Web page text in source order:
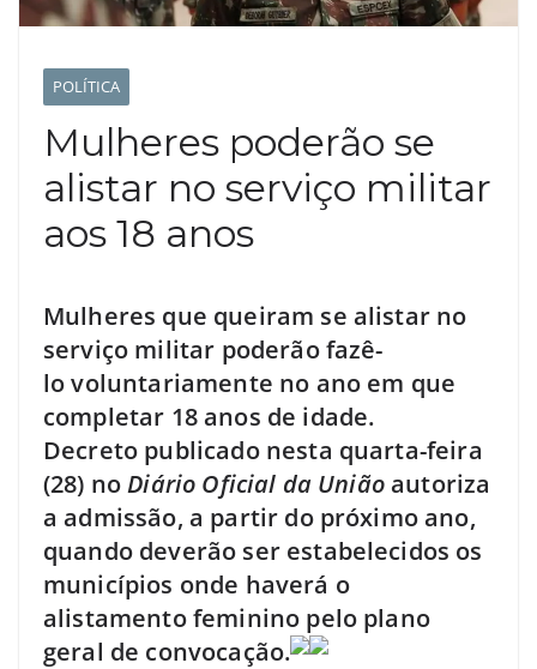
POLÍTICA
Mulheres poderão se
alistar no serviço militar
aos 18 anos
Mulheres que queiram se alistar no
serviço militar poderão fazê-
lo voluntariamente no ano em que
completar 18 anos de idade.
Decreto publicado nesta quarta-feira
(28) noDiário Oficial da Uniãoautoriza
a admissão, a partir do próximo ano,
quando deverão ser estabelecidos os
municípios onde haverá o
alistamento feminino pelo plano
geral de convocação.